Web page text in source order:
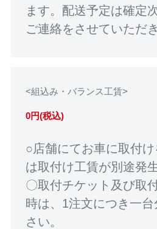
ます。配送予定は確定
ご連絡をさせていただ
<組込み・バランス工賃>
0円(税込)
○店舗にてお車に取付
は取付け工賃が別途発
〇取付チケット及び取
時は、1注文につき一
さい。